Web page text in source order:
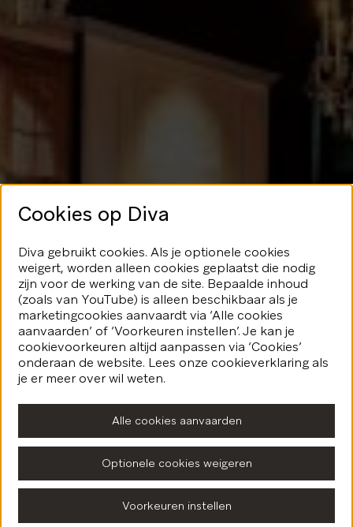
Geen glans
hier
We speelden je blijkbaar even
kwijt...Geen nood, er valt nog veel
fonkeling te ontdekken.
Terug naar de homepagina
Cookies op Diva
Diva gebruikt cookies. Als je optionele cookies
weigert, worden alleen cookies geplaatst die nodig
zijn voor de werking van de site. Bepaalde inhoud
(zoals van YouTube) is alleen beschikbaar als je
marketingcookies aanvaardt via ‘Alle cookies
aanvaarden’ of ‘Voorkeuren instellen’. Je kan je
cookievoorkeuren altijd aanpassen via ‘Cookies’
onderaan de website. Lees onze cookieverklaring als
je er meer over wil weten.
Alle cookies aanvaarden
Optionele cookies weigeren
Voorkeuren instellen